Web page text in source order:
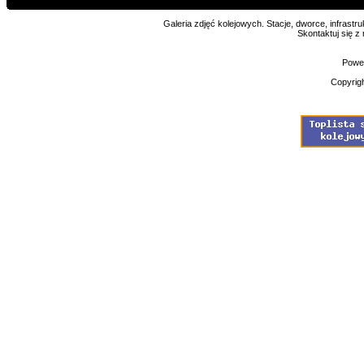
Galeria zdjęć kolejowych. Stacje, dworce,
Skontaktuj się z